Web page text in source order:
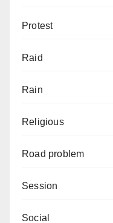
Protest
Raid
Rain
Religious
Road problem
Session
Social